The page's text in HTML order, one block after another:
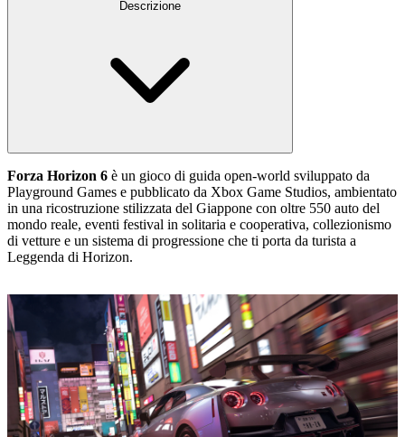
Descrizione
Forza Horizon 6 è un gioco di guida open‑world sviluppato da
Playground Games e pubblicato da Xbox Game Studios, ambientato
in una ricostruzione stilizzata del Giappone con oltre 550 auto del
mondo reale, eventi festival in solitaria e cooperativa, collezionismo
di vetture e un sistema di progressione che ti porta da turista a
Leggenda di Horizon.